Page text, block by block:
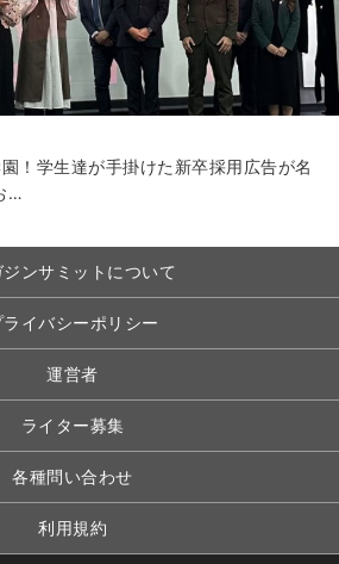
！学生達が手掛けた新卒採用広告が名
…
ジンサミットについて
ライバシーポリシー
運営者
ライター募集
各種問い合わせ
利用規約